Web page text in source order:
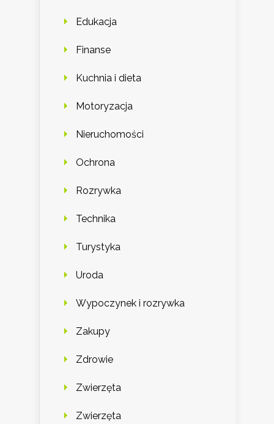
Edukacja
Finanse
Kuchnia i dieta
Motoryzacja
Nieruchomości
Ochrona
Rozrywka
Technika
Turystyka
Uroda
Wypoczynek i rozrywka
Zakupy
Zdrowie
Zwierzęta
Zwierzęta